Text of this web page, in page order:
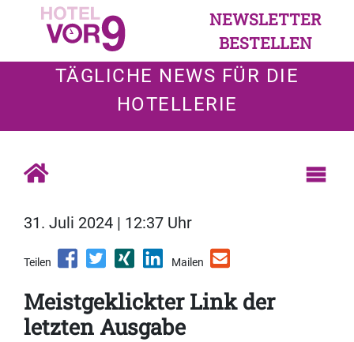
NEWSLETTER
BESTELLEN
TÄGLICHE NEWS FÜR DIE
HOTELLERIE
31. Juli 2024 | 12:37 Uhr
Teilen Mailen
Meistgeklickter Link der
letzten Ausgabe